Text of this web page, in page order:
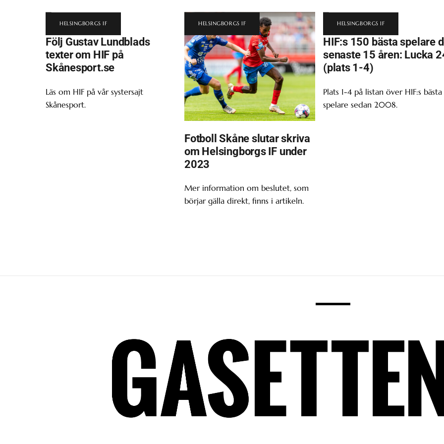
HELSINGBORGS IF
Följ Gustav Lundblads
texter om HIF på
Skånesport.se
Läs om HIF på vår systersajt
Skånesport.
HELSINGBORGS IF
Fotboll Skåne slutar skriva
om Helsingborgs IF under
2023
Mer information om beslutet, som
börjar gälla direkt, finns i artikeln.
HELSINGBORGS IF
HIF:s 150 bästa spelare
senaste 15 åren: Lucka
(plats 1-4)
Plats 1-4 på listan över HIF:s bästa
spelare sedan 2008.